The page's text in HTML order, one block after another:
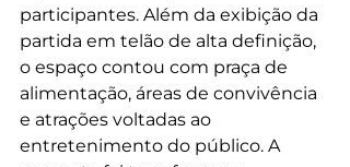
participantes. Além da exibição da
partida em telão de alta definição,
o espaço contou com praça de
alimentação, áreas de convivência
e atrações voltadas ao
entretenimento do público. A